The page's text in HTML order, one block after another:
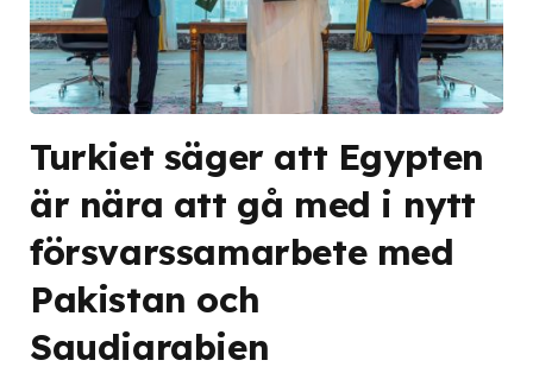
Turkiet säger att Egypten
är nära att gå med i nytt
försvarssamarbete med
Pakistan och
Saudiarabien